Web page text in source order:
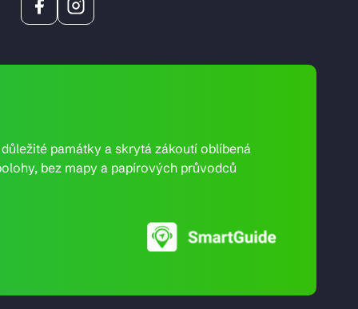
památky a skrytá zákoutí oblíbená
bez mapy a papírových průvodců